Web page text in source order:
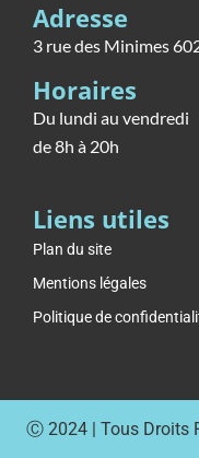
Adresse
3 rue des Minimes
Horaires
Du lundi au vendredi
de 8h à 20h
Liens utiles
Plan du site
Mentions légales
Politique de
Ⓒ 2024 | Tous Droits